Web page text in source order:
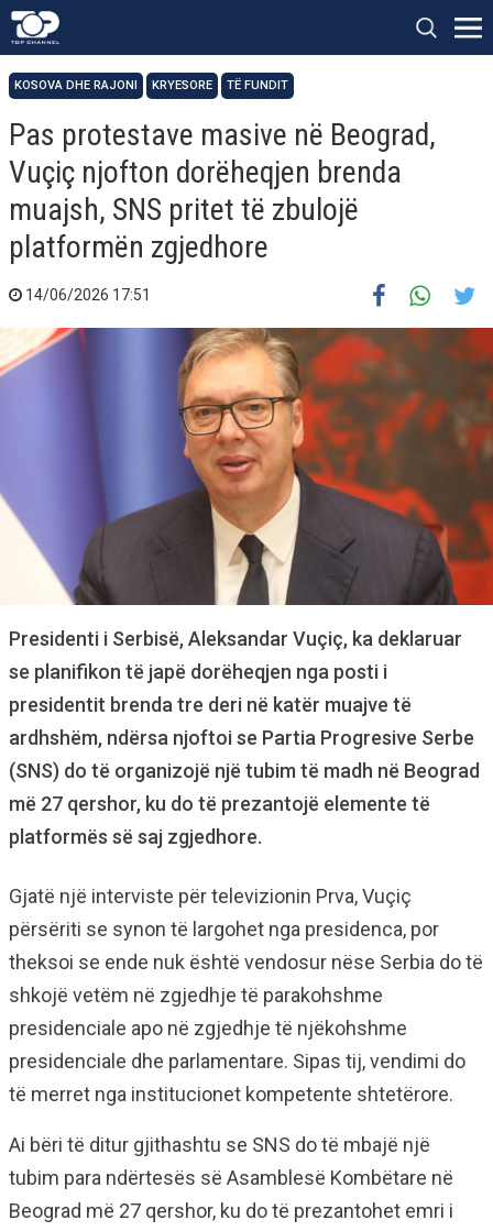
KOSOVA DHE RAJONI KRYESORE TË FUNDIT
Pas protestave masive në Beograd,
Vuçiç njofton dorëheqjen brenda
muajsh, SNS pritet të zbulojë
platformën zgjedhore
14/06/2026 17:51
Presidenti i Serbisë, Aleksandar Vuçiç, ka deklaruar
se planifikon të japë dorëheqjen nga posti i
presidentit brenda tre deri në katër muajve të
ardhshëm, ndërsa njoftoi se Partia Progresive Serbe
(SNS) do të organizojë një tubim të madh në Beograd
më 27 qershor, ku do të prezantojë elemente të
platformës së saj zgjedhore.
Gjatë një interviste për televizionin Prva, Vuçiç
përsëriti se synon të largohet nga presidenca, por
theksoi se ende nuk është vendosur nëse Serbia do të
shkojë vetëm në zgjedhje të parakohshme
presidenciale apo në zgjedhje të njëkohshme
presidenciale dhe parlamentare. Sipas tij, vendimi do
të merret nga institucionet kompetente shtetërore.
Ai bëri të ditur gjithashtu se SNS do të mbajë një
tubim para ndërtesës së Asamblesë Kombëtare në
Beograd më 27 qershor, ku do të prezantohet emri i